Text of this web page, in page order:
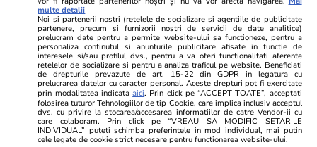
Fanatik.ro Spotmedia.ro
multe detalii
Noi si partenerii nostri (retelele de socializare si agentiile de publicitate
partenere, precum si furnizorii nostri de servicii de date analitice)
prelucram date pentru a permite website-ului sa functioneze, pentru a
personaliza continutul si anunturile publicitare afisate in functie de
interesele si/sau profilul dvs., pentru a va oferi functionalitati aferente
retelelor de socializare si pentru a analiza traficul pe website. Beneficiati
de drepturile prevazute de art. 15-22 din GDPR in legatura cu
prelucrarea datelor cu caracter personal. Aceste drepturi pot fi exercitate
prin modalitatea indicataaici. Prin click pe “ACCEPT TOATE”, acceptati
folosirea tuturor Tehnologiilor de tip Cookie, care implica inclusiv acceptul
dvs. cu privire la stocarea/accesarea informatiilor de catre Vendor-ii cu
care colaboram. Prin click pe “VREAU SA MODIFIC SETARILE
INDIVIDUAL” puteti schimba preferintele in mod individual, mai putin
cele legate de cookie strict necesare pentru functionarea website-ului.